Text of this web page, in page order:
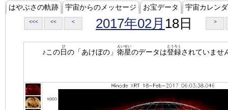
はやぶさの軌跡 宇宙からのメッセージ お宝データ 宇宙カレン
<<< << < 2017年02月 18日 >
♪この日
ひ
の「あけぼの」 衛星
えいせい
のデータは登録
とうろく
されていませ